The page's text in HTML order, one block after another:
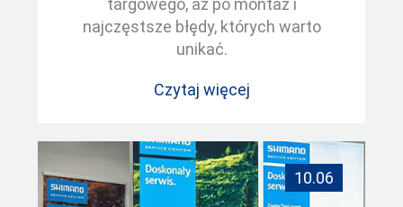
targowego, aż po montaż i
najczęstsze błędy, których warto
unikać.
Czytaj więcej
10.06